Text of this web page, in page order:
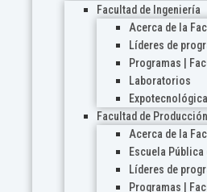
Facultad de Ingeniería
Acerca de la
Líderes de
Programas |
Laboratorios
Expotecnológica
Facultad de
Acerca de la
Escuela Pública
Líderes de
Programas |